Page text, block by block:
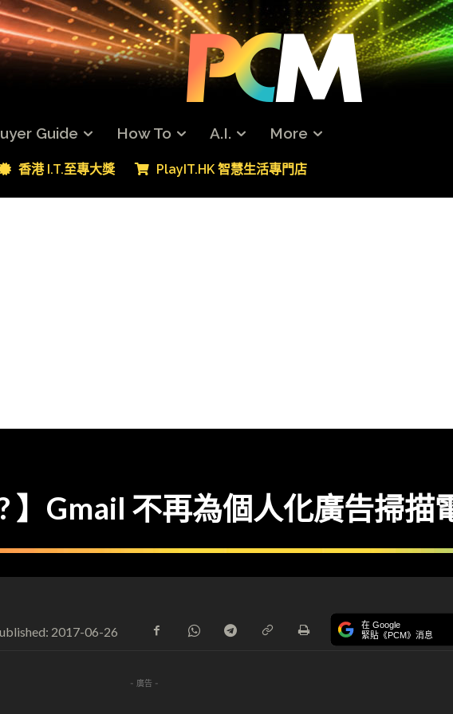
Guide How To A.I. More
香港 I.T.至專大獎 PlayIT.HK 智慧生活專門店
】Gmail 不再為個人化廣告掃描
2017-06-26 在 Google
緊貼《PCM》消息
- 廣告 -